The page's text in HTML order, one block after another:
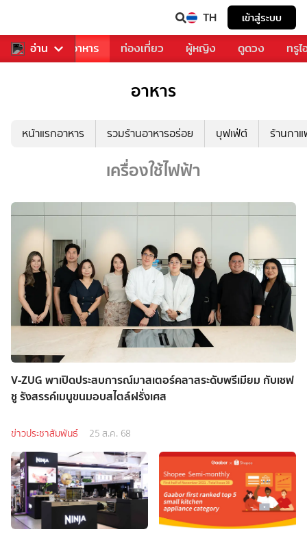
TH เข้าสู่ระบบ
อ่าน
การเพลง อาหาร ท่องเที่ยว ผู้หญิง ดูดวง ทรู
อาหาร
หน้าแรกอาหาร รวมร้านอาหารอร่อย บุฟเฟ่ต์ ร้านกา
เครื่องใช้ไฟฟ้า
V-ZUG พาเปิดประสบการณ์มาสเตอร์คลาสระดับพรีเมียม กับเชฟ
ชู รังสรรค์เมนูขนมอบสไตล์ฝรั่งเศส
ข่าวประชาสัมพันธ์ 25 ส.ค. 68